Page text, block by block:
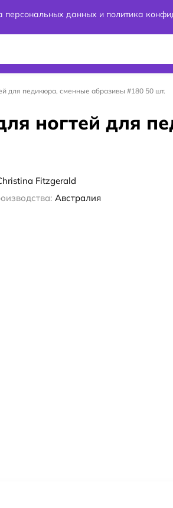
персональных данных и политика
для педикюра, сменные абразивы #180 50 шт.
ногтей для
Fitzgerald
Австралия